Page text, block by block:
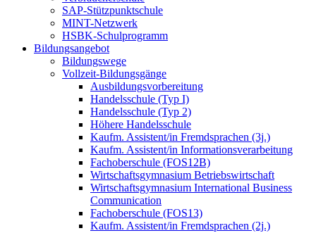
SAP-Stützpunktschule
MINT-Netzwerk
HSBK-Schulprogramm
Bildungsangebot
Bildungswege
Vollzeit-Bildungsgänge
Ausbildungsvorbereitung
Handelsschule (Typ I)
Handelsschule (Typ 2)
Höhere Handelsschule
Kaufm. Assistent/in­ Fremdsprachen (3j.)
Kaufm. Assistent/in Informationsverarbeitung
Fachoberschule (FOS12B)
Wirtschaftsgymnasium Betriebswirtschaft
Wirtschaftsgymnasium International Business
Communication
Fachoberschule (FOS13)
Kaufm. Assistent/in Fremdsprachen (2j.)